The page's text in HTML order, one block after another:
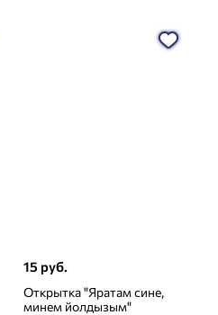
15 руб.
Открытка "Яратам сине,
минем йолдызым"